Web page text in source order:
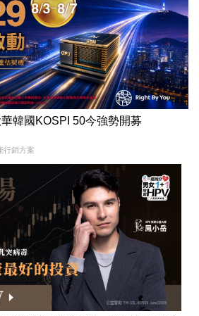
韓國KOSPI 50今強勢開募
行銷方案